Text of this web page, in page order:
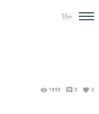
16+
1855 0 0